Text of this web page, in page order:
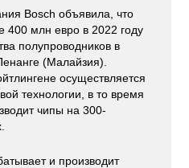
Bosch объявила, что
400 млн евро в 2022 году
полупроводников в
(Малайзия).
осуществляется
технологии, в то время
чипы на 300-
и производит